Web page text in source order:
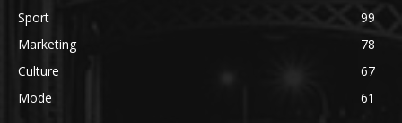
Sport
99
Marketing
78
Culture
67
Mode
61